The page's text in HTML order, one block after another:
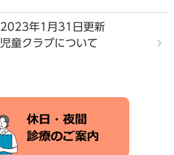
2023年1月31日更新
児童クラブについて